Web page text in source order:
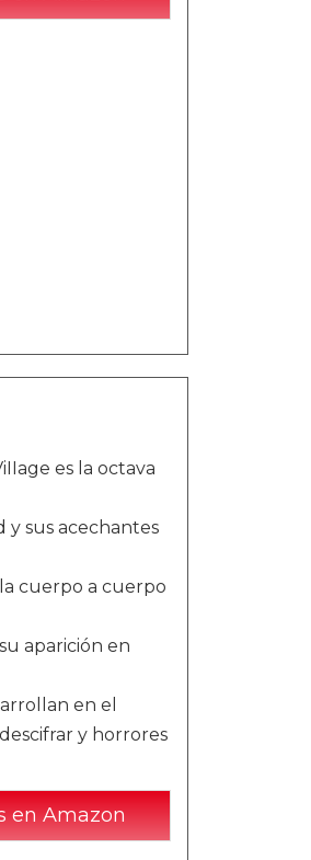
es la octava
y sus acechantes
cuerpo a cuerpo
aparición en
en el
y horrores
en Amazon